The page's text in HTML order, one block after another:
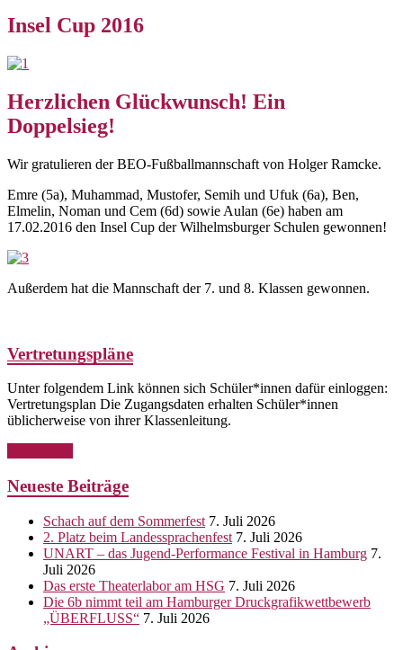
Insel Cup 2016
Herzlichen Glückwunsch! Ein
Doppelsieg!
Wir gratulieren der BEO-Fußballmannschaft von Holger Ramcke.
Emre (5a), Muhammad, Mustofer, Semih und Ufuk (6a), Ben,
Elmelin, Noman und Cem (6d) sowie Aulan (6e) haben am
17.02.2016 den Insel Cup der Wilhelmsburger Schulen gewonnen!
Außerdem hat die Mannschaft der 7. und 8. Klassen gewonnen.
Vertretungspläne
Unter folgendem Link können sich Schüler*innen dafür einloggen:
Vertretungsplan Die Zugangsdaten erhalten Schüler*innen
üblicherweise von ihrer Klassenleitung.
Neueste Beiträge
Schach auf dem Sommerfest 7. Juli 2026
2. Platz beim Landessprachenfest 7. Juli 2026
UNART – das Jugend-Performance Festival in Hamburg 7.
Juli 2026
Das erste Theaterlabor am HSG 7. Juli 2026
Die 6b nimmt teil am Hamburger Druckgrafikwettbewerb
„ÜBERFLUSS“ 7. Juli 2026